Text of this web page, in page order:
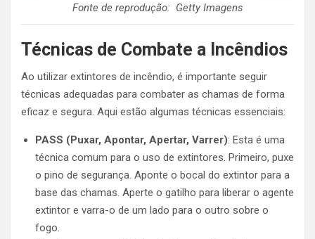
Fonte de reprodução: Getty Imagens
Técnicas de Combate a Incêndios
Ao utilizar extintores de incêndio, é importante seguir
técnicas adequadas para combater as chamas de forma
eficaz e segura. Aqui estão algumas técnicas essenciais:
PASS (Puxar, Apontar, Apertar, Varrer): Esta é uma
técnica comum para o uso de extintores. Primeiro, puxe
o pino de segurança. Aponte o bocal do extintor para a
base das chamas. Aperte o gatilho para liberar o agente
extintor e varra-o de um lado para o outro sobre o
fogo.